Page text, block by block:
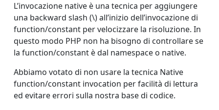
L’invocazione native è una tecnica per aggiungere
una backward slash (\) all’inizio dell’invocazione di
function/constant per velocizzare la risoluzione. In
questo modo PHP non ha bisogno di controllare se
la function/constant è dal namespace o native.
Abbiamo votato di non usare la tecnica Native
function/constant invocation per facilità di lettura
ed evitare errori sulla nostra base di codice.